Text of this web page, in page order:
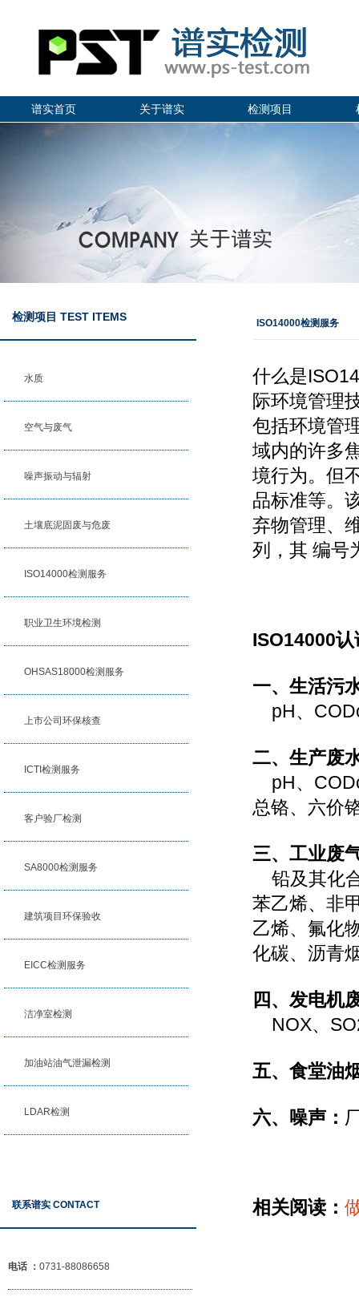
谱实首页 关于谱实 检测项目
检测项目 TEST ITEMS
水质
空气与废气
噪声振动与辐射
土壤底泥固废与危废
ISO14000检测服务
职业卫生环境检测
OHSAS18000检测服务
上市公司环保核查
ICTI检测服务
客户验厂检测
SA8000检测服务
建筑项目环保验收
EICC检测服务
洁净室检测
加油站油气泄漏检测
LDAR检测
联系谱实 CONTACT
电话 ： 0731-88086658
ISO14000检测服务
什么是
际环境管理
包括环境管
域内的许多
境行为。但
品标准等。
弃物管理、
列，其 编号
ISO14000认
一、生活污
pH、
二、生产废
pH、
总铬、六价
三、工业废
铅及其化
苯乙烯、非
乙烯、氟化
化碳、沥青
四、发电机
NOX、
五、食堂油
六、噪声：
相关阅读：